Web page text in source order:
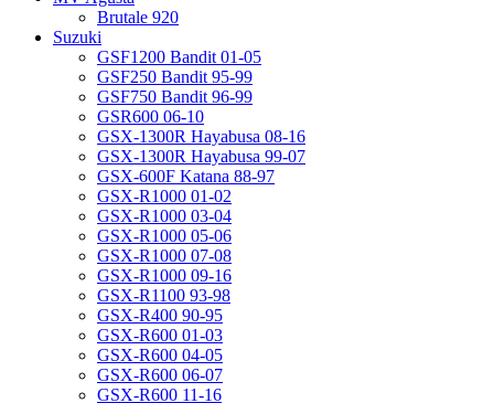
Brutale 920
Suzuki
GSF1200 Bandit 01-05
GSF250 Bandit 95-99
GSF750 Bandit 96-99
GSR600 06-10
GSX-1300R Hayabusa 08-16
GSX-1300R Hayabusa 99-07
GSX-600F Katana 88-97
GSX-R1000 01-02
GSX-R1000 03-04
GSX-R1000 05-06
GSX-R1000 07-08
GSX-R1000 09-16
GSX-R1100 93-98
GSX-R400 90-95
GSX-R600 01-03
GSX-R600 04-05
GSX-R600 06-07
GSX-R600 11-16